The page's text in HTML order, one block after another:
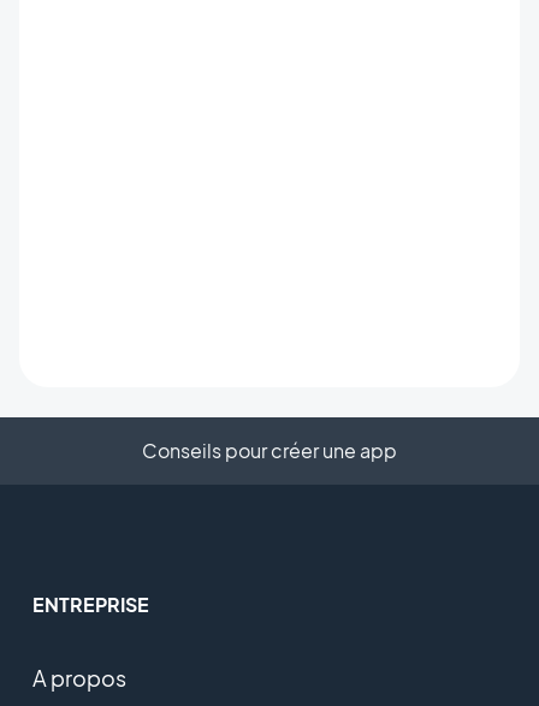
Conseils pour créer une app
ENTREPRISE
A propos